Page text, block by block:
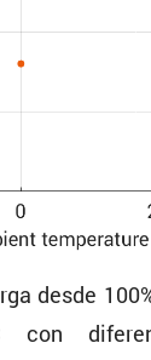
desde
con